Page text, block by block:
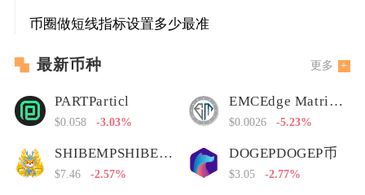
币圈做短线指标设置多少最准
最新币种 更多
PARTParticl
$0.058 -3.03%
EMCEdge Matrix Chain
$0.0026 -5.23%
SHIBEMPSHIBEMP币
$7.46 -2.57%
DOGEPDOGEP币
$3.05 -2.77%